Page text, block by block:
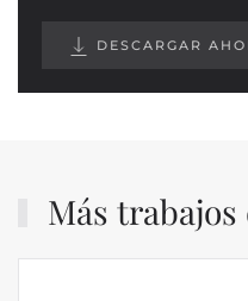
DESCARGAR
Más